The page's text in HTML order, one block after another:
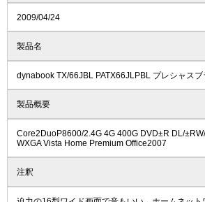
2009/04/24
製品名
dynabook TX/66JBL PATX66JLPBL プレシャスブ
製品概要
Core2DuoP8600/2.4G 4G 400G DVD±R DL/
WXGA Vista Home Premium Office2007
注釈